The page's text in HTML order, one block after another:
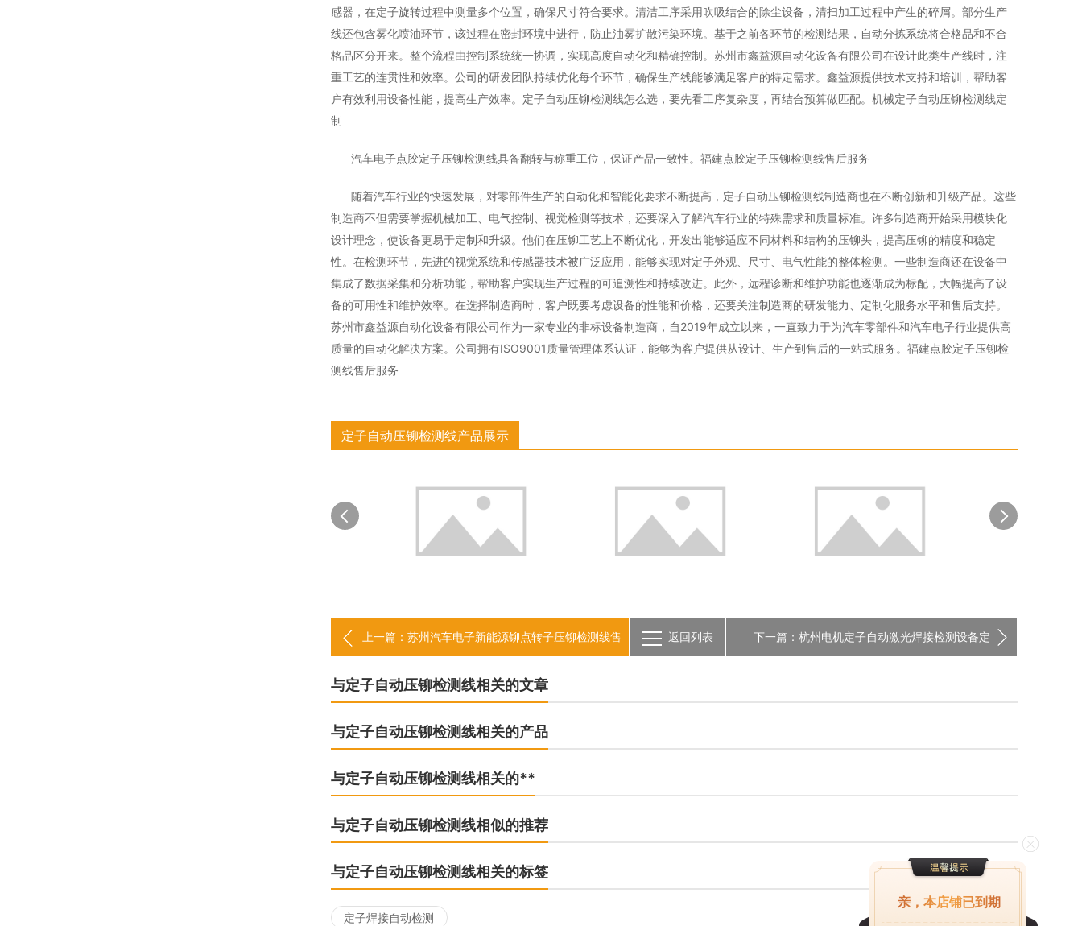
感器，在定子旋转过程中测量多个位置，确保尺寸符合要求。清洁工序采用吹吸结合的除尘设备，清扫加工过程中产生的碎屑。部分生产
线还包含雾化喷油环节，该过程在密封环境中进行，防止油雾扩散污染环境。基于之前各环节的检测结果，自动分拣系统将合格品和不合
格品区分开来。整个流程由控制系统统一协调，实现高度自动化和精确控制。苏州市鑫益源自动化设备有限公司在设计此类生产线时，注
重工艺的连贯性和效率。公司的研发团队持续优化每个环节，确保生产线能够满足客户的特定需求。鑫益源提供技术支持和培训，帮助客
户有效利用设备性能，提高生产效率。定子自动压铆检测线怎么选，要先看工序复杂度，再结合预算做匹配。机械定子自动压铆检测线定
制
汽车电子点胶定子压铆检测线具备翻转与称重工位，保证产品一致性。福建点胶定子压铆检测线售后服务
随着汽车行业的快速发展，对零部件生产的自动化和智能化要求不断提高，定子自动压铆检测线制造商也在不断创新和升级产品。这些
制造商不但需要掌握机械加工、电气控制、视觉检测等技术，还要深入了解汽车行业的特殊需求和质量标准。许多制造商开始采用模块化
设计理念，使设备更易于定制和升级。他们在压铆工艺上不断优化，开发出能够适应不同材料和结构的压铆头，提高压铆的精度和稳定
性。在检测环节，先进的视觉系统和传感器技术被广泛应用，能够实现对定子外观、尺寸、电气性能的整体检测。一些制造商还在设备中
集成了数据采集和分析功能，帮助客户实现生产过程的可追溯性和持续改进。此外，远程诊断和维护功能也逐渐成为标配，大幅提高了设
备的可用性和维护效率。在选择制造商时，客户既要考虑设备的性能和价格，还要关注制造商的研发能力、定制化服务水平和售后支持。
苏州市鑫益源自动化设备有限公司作为一家专业的非标设备制造商，自2019年成立以来，一直致力于为汽车零部件和汽车电子行业提供高
质量的自动化解决方案。公司拥有ISO9001质量管理体系认证，能够为客户提供从设计、生产到售后的一站式服务。福建点胶定子压铆检
测线售后服务
定子自动压铆检测线产品展示
上一篇：苏州汽车电子新能源铆点转子压铆检测线售
后服务
返回列表 下一篇：杭州电机定子自动激光焊接检测设备定
与定子自动压铆检测线相关的文章
与定子自动压铆检测线相关的产品
与定子自动压铆检测线相关的**
与定子自动压铆检测线相似的推荐
与定子自动压铆检测线相关的标签
定子焊接自动检测
亲，本店铺已到期